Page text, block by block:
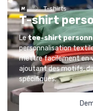
T-shirts
T-shirt
Letee-shirt
personnalisation
mettre facilement en
ajoutant des motifs,
spécifiques.